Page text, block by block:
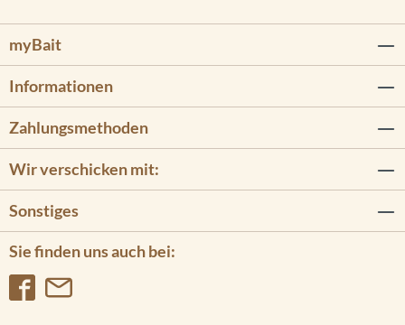
myBait
Informationen
Sie finden uns auch bei:
Zahlungsmethoden
Wir verschicken mit:
Sonstiges